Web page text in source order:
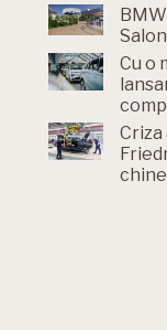
Cu o
Criza